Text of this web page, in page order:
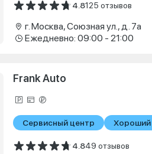
4.8125 отзывов
г. Москва, Союзная ул., д. 7а
Ежедневно: 09:00 - 21:00
Frank Auto
Сервисный центр Хороший
4.849 отзывов